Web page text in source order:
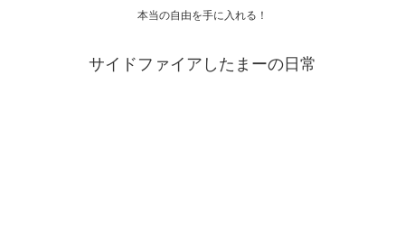
本当の自由を手に入れる！
サイドファイアしたまーの日常